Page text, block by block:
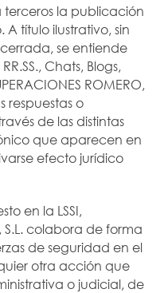
la publicación
título ilustrativo, sin
se entiende
Chats, Blogs,
ROMERO,
respuestas o
de las distintas
que aparecen en
efecto jurídico
en la LSSI,
S.L. colabora de forma
de seguridad en el
otra acción que
o judicial, de